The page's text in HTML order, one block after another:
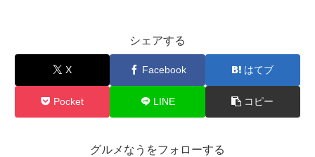
シェアする
X Facebook はてブ
Pocket LINE コピー
グルメなうをフォローする